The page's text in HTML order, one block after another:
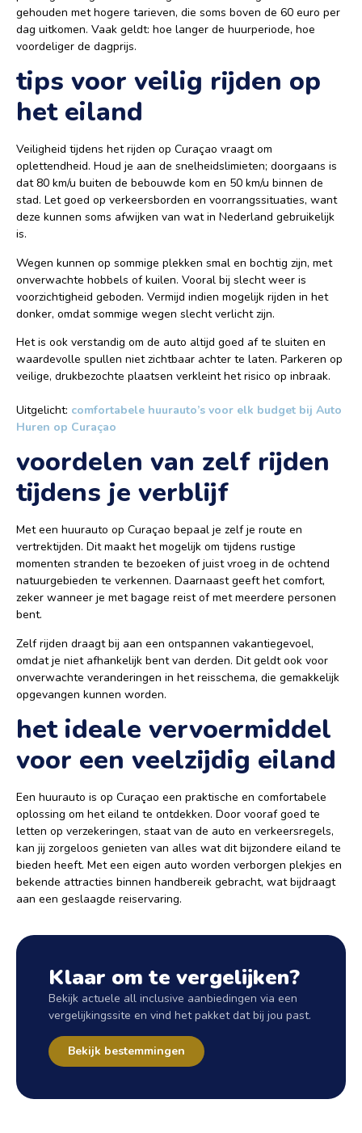
gehouden met hogere tarieven, die soms boven de 60 euro per
dag uitkomen. Vaak geldt: hoe langer de huurperiode, hoe
voordeliger de dagprijs.
tips voor veilig rijden op
het eiland
Veiligheid tijdens het rijden op Curaçao vraagt om
oplettendheid. Houd je aan de snelheidslimieten; doorgaans is
dat 80 km/u buiten de bebouwde kom en 50 km/u binnen de
stad. Let goed op verkeersborden en voorrangssituaties, want
deze kunnen soms afwijken van wat in Nederland gebruikelijk
is.
Wegen kunnen op sommige plekken smal en bochtig zijn, met
onverwachte hobbels of kuilen. Vooral bij slecht weer is
voorzichtigheid geboden. Vermijd indien mogelijk rijden in het
donker, omdat sommige wegen slecht verlicht zijn.
Het is ook verstandig om de auto altijd goed af te sluiten en
waardevolle spullen niet zichtbaar achter te laten. Parkeren op
veilige, drukbezochte plaatsen verkleint het risico op inbraak.
Uitgelicht: comfortabele huurauto’s voor elk budget bij Auto
Huren op Curaçao
voordelen van zelf rijden
tijdens je verblijf
Met een huurauto op Curaçao bepaal je zelf je route en
vertrektijden. Dit maakt het mogelijk om tijdens rustige
momenten stranden te bezoeken of juist vroeg in de ochtend
natuurgebieden te verkennen. Daarnaast geeft het comfort,
zeker wanneer je met bagage reist of met meerdere personen
bent.
Zelf rijden draagt bij aan een ontspannen vakantiegevoel,
omdat je niet afhankelijk bent van derden. Dit geldt ook voor
onverwachte veranderingen in het reisschema, die gemakkelijk
opgevangen kunnen worden.
het ideale vervoermiddel
voor een veelzijdig eiland
Een huurauto is op Curaçao een praktische en comfortabele
oplossing om het eiland te ontdekken. Door vooraf goed te
letten op verzekeringen, staat van de auto en verkeersregels,
kan jij zorgeloos genieten van alles wat dit bijzondere eiland te
bieden heeft. Met een eigen auto worden verborgen plekjes en
bekende attracties binnen handbereik gebracht, wat bijdraagt
aan een geslaagde reiservaring.
Klaar om te vergelijken?
Bekijk actuele all inclusive aanbiedingen via een
vergelijkingssite en vind het pakket dat bij jou past.
Bekijk bestemmingen